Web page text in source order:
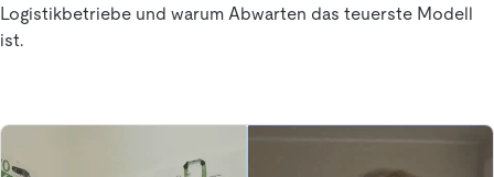
Logistikbetriebe und warum Abwarten das teuerste Modell
ist.